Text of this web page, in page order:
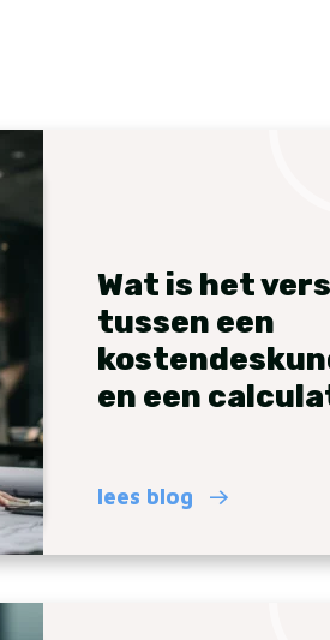
Wat is het
tussen een
en een
lees blog